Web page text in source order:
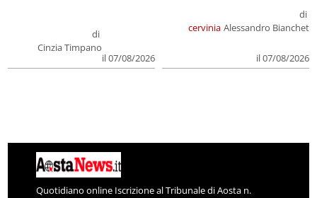
di
Cinzia Timpano
il 07/08/2026
cervinia
di
Alessandro Bianchet
il 07/08/2026
Quotidiano online Iscrizione al Tribunale di Aosta n.